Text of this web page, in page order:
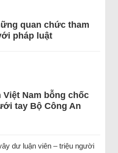
quan chức tham
pháp luật
Nam bỗng chốc
tay Bộ Công An
dư luận viên – triệu người